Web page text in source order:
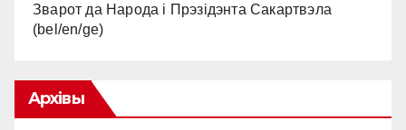
Зварот да Народа і Прэзідэнта Сакартвэла
(bel/en/ge)
Архівы